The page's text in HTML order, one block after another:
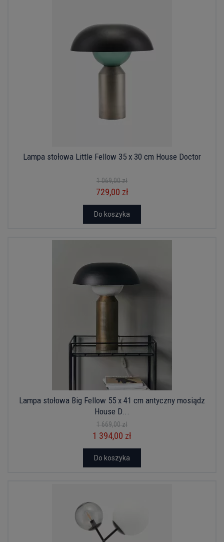
Lampa stołowa Little Fellow 35 x 30 cm House Doctor
1 069,00 zł
729,00 zł
Do koszyka
Lampa stołowa Big Fellow 55 x 41 cm antyczny mosiądz
House D...
1 669,00 zł
1 394,00 zł
Do koszyka